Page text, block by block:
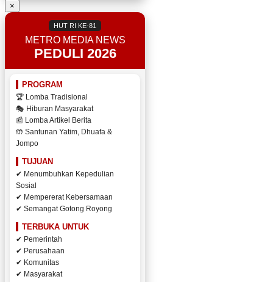
×
HUT RI KE-81
METRO MEDIA NEWS
PEDULI 2026
PROGRAM
🏆 Lomba Tradisional
🎭 Hiburan Masyarakat
📰 Lomba Artikel Berita
🤲 Santunan Yatim, Dhuafa &
Jompo
TUJUAN
✔ Menumbuhkan Kepedulian
Sosial
✔ Mempererat Kebersamaan
✔ Semangat Gotong Royong
TERBUKA UNTUK
✔ Pemerintah
✔ Perusahaan
✔ Komunitas
✔ Masyarakat